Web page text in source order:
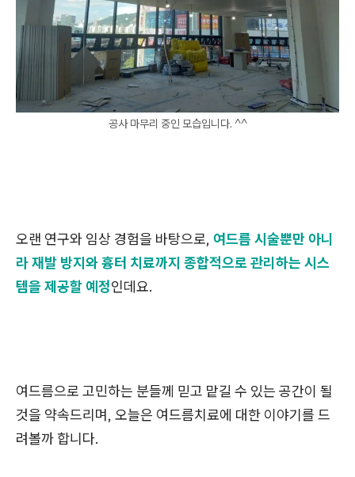
공사 마무리 중인 모습입니다. ^^
오랜 연구와 임상 경험을 바탕으로, 여드름 시술뿐만 아니
라 재발 방지와 흉터 치료까지 종합적으로 관리하는 시스
템을 제공할 예정인데요.
여드름으로 고민하는 분들께 믿고 맡길 수 있는 공간이 될
것을 약속드리며, 오늘은 여드름치료에 대한 이야기를 드
려볼까 합니다.